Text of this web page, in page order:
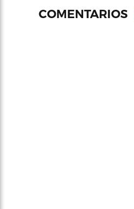
COMENTARIOS